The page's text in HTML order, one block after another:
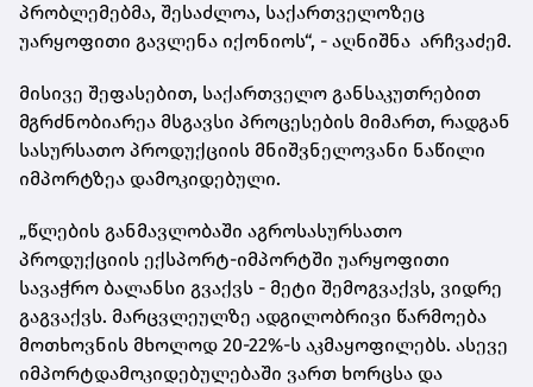
პრობლემებმა, შესაძლოა, საქართველოზეც
უარყოფითი გავლენა იქონიოს“, - აღნიშნა არჩვაძემ.
მისივე შეფასებით, საქართველო განსაკუთრებით
მგრძნობიარეა მსგავსი პროცესების მიმართ, რადგან
სასურსათო პროდუქციის მნიშვნელოვანი ნაწილი
იმპორტზეა დამოკიდებული.
„წლების განმავლობაში აგროსასურსათო
პროდუქციის ექსპორტ-იმპორტში უარყოფითი
სავაჭრო ბალანსი გვაქვს - მეტი შემოგვაქვს, ვიდრე
გაგვაქვს. მარცვლეულზე ადგილობრივი წარმოება
მოთხოვნის მხოლოდ 20-22%-ს აკმაყოფილებს. ასევე
იმპორტდამოკიდებულებაში ვართ ხორცსა და